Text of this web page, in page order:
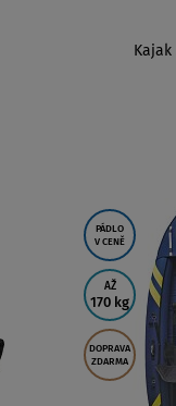
Kajak
PÁDLO
V CENĚ
AŽ
170 kg
DOPRAVA
ZDARMA